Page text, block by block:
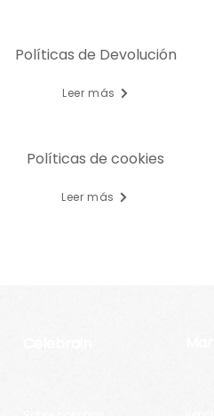
Leer más
Políticas de Devolución
Leer más
Políticas de cookies